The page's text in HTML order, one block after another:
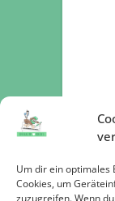
Um dir ein optimales
Cookies, um
zuzugreifen. Wenn